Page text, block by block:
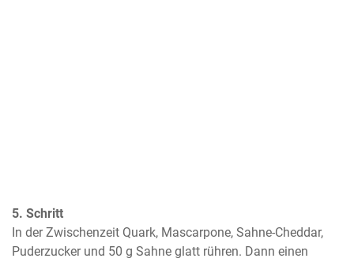
5. Schritt
In der Zwischenzeit Quark, Mascarpone, Sahne-Cheddar,
Puderzucker und 50 g Sahne glatt rühren. Dann einen